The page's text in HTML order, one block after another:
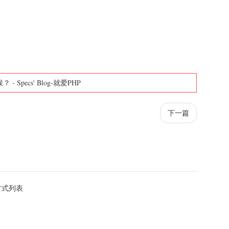
- Specs' Blog-就爱PHP
下一篇
列表